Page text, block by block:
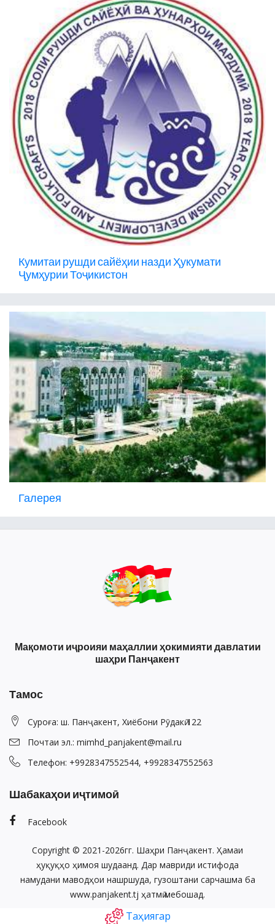
Кумитаи рушди сайёҳии назди Ҳукумати
Ҷумҳурии Тоҷикистон
Галерея
Мақомоти иҷроияи маҳаллии ҳокимияти давлатии
шаҳри Панҷакент
Тамос
Суроға: ш. Панҷакент, Хиёбони Рӯдакӣ 122
Почтаи эл.: mimhd_panjakent@mail.ru
Телефон: +9928347552544, +9928347552563
Шабакаҳои иҷтимоӣ
Facebook
Copyright © 2021-2026гг. Шаҳри Панҷакент. Ҳамаи
ҳуқуқҳо ҳимоя шудаанд. Дар мавриди истифода
намудани маводҳои нашршуда, гузоштани сарчашма ба
www.panjakent.tj ҳатмӣ мебошад.
Таҳиягар